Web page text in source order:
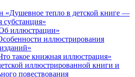
«Душевное тепло в детской книге —
субстанция»
иллюстрации»
иллюстрирования
такое книжная иллюстрация»
иллюстрированной книги и
повествования